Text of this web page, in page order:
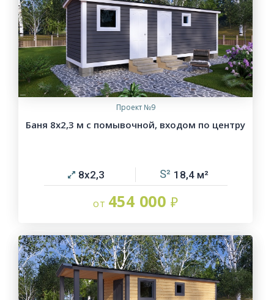
Проект №9
Баня 8х2,3 м с помывочной, входом по центру
8х2,3 18,4
454 000